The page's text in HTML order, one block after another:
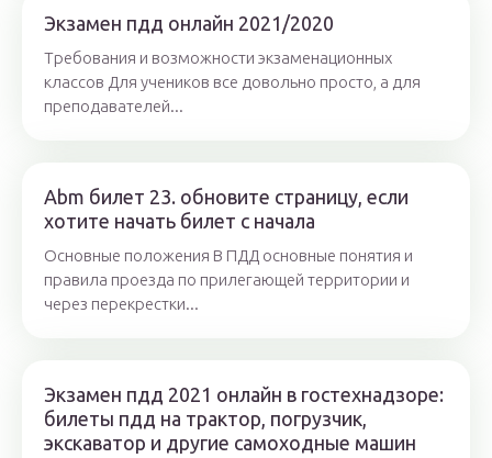
Экзамен пдд онлайн 2021/2020
Требования и возможности экзаменационных
классов Для учеников все довольно просто, а для
преподавателей...
Abm билет 23. обновите страницу, если
хотите начать билет с начала
Основные положения В ПДД основные понятия и
правила проезда по прилегающей территории и
через перекрестки...
Экзамен пдд 2021 онлайн в гостехнадзоре:
билеты пдд на трактор, погрузчик,
экскаватор и другие самоходные машин